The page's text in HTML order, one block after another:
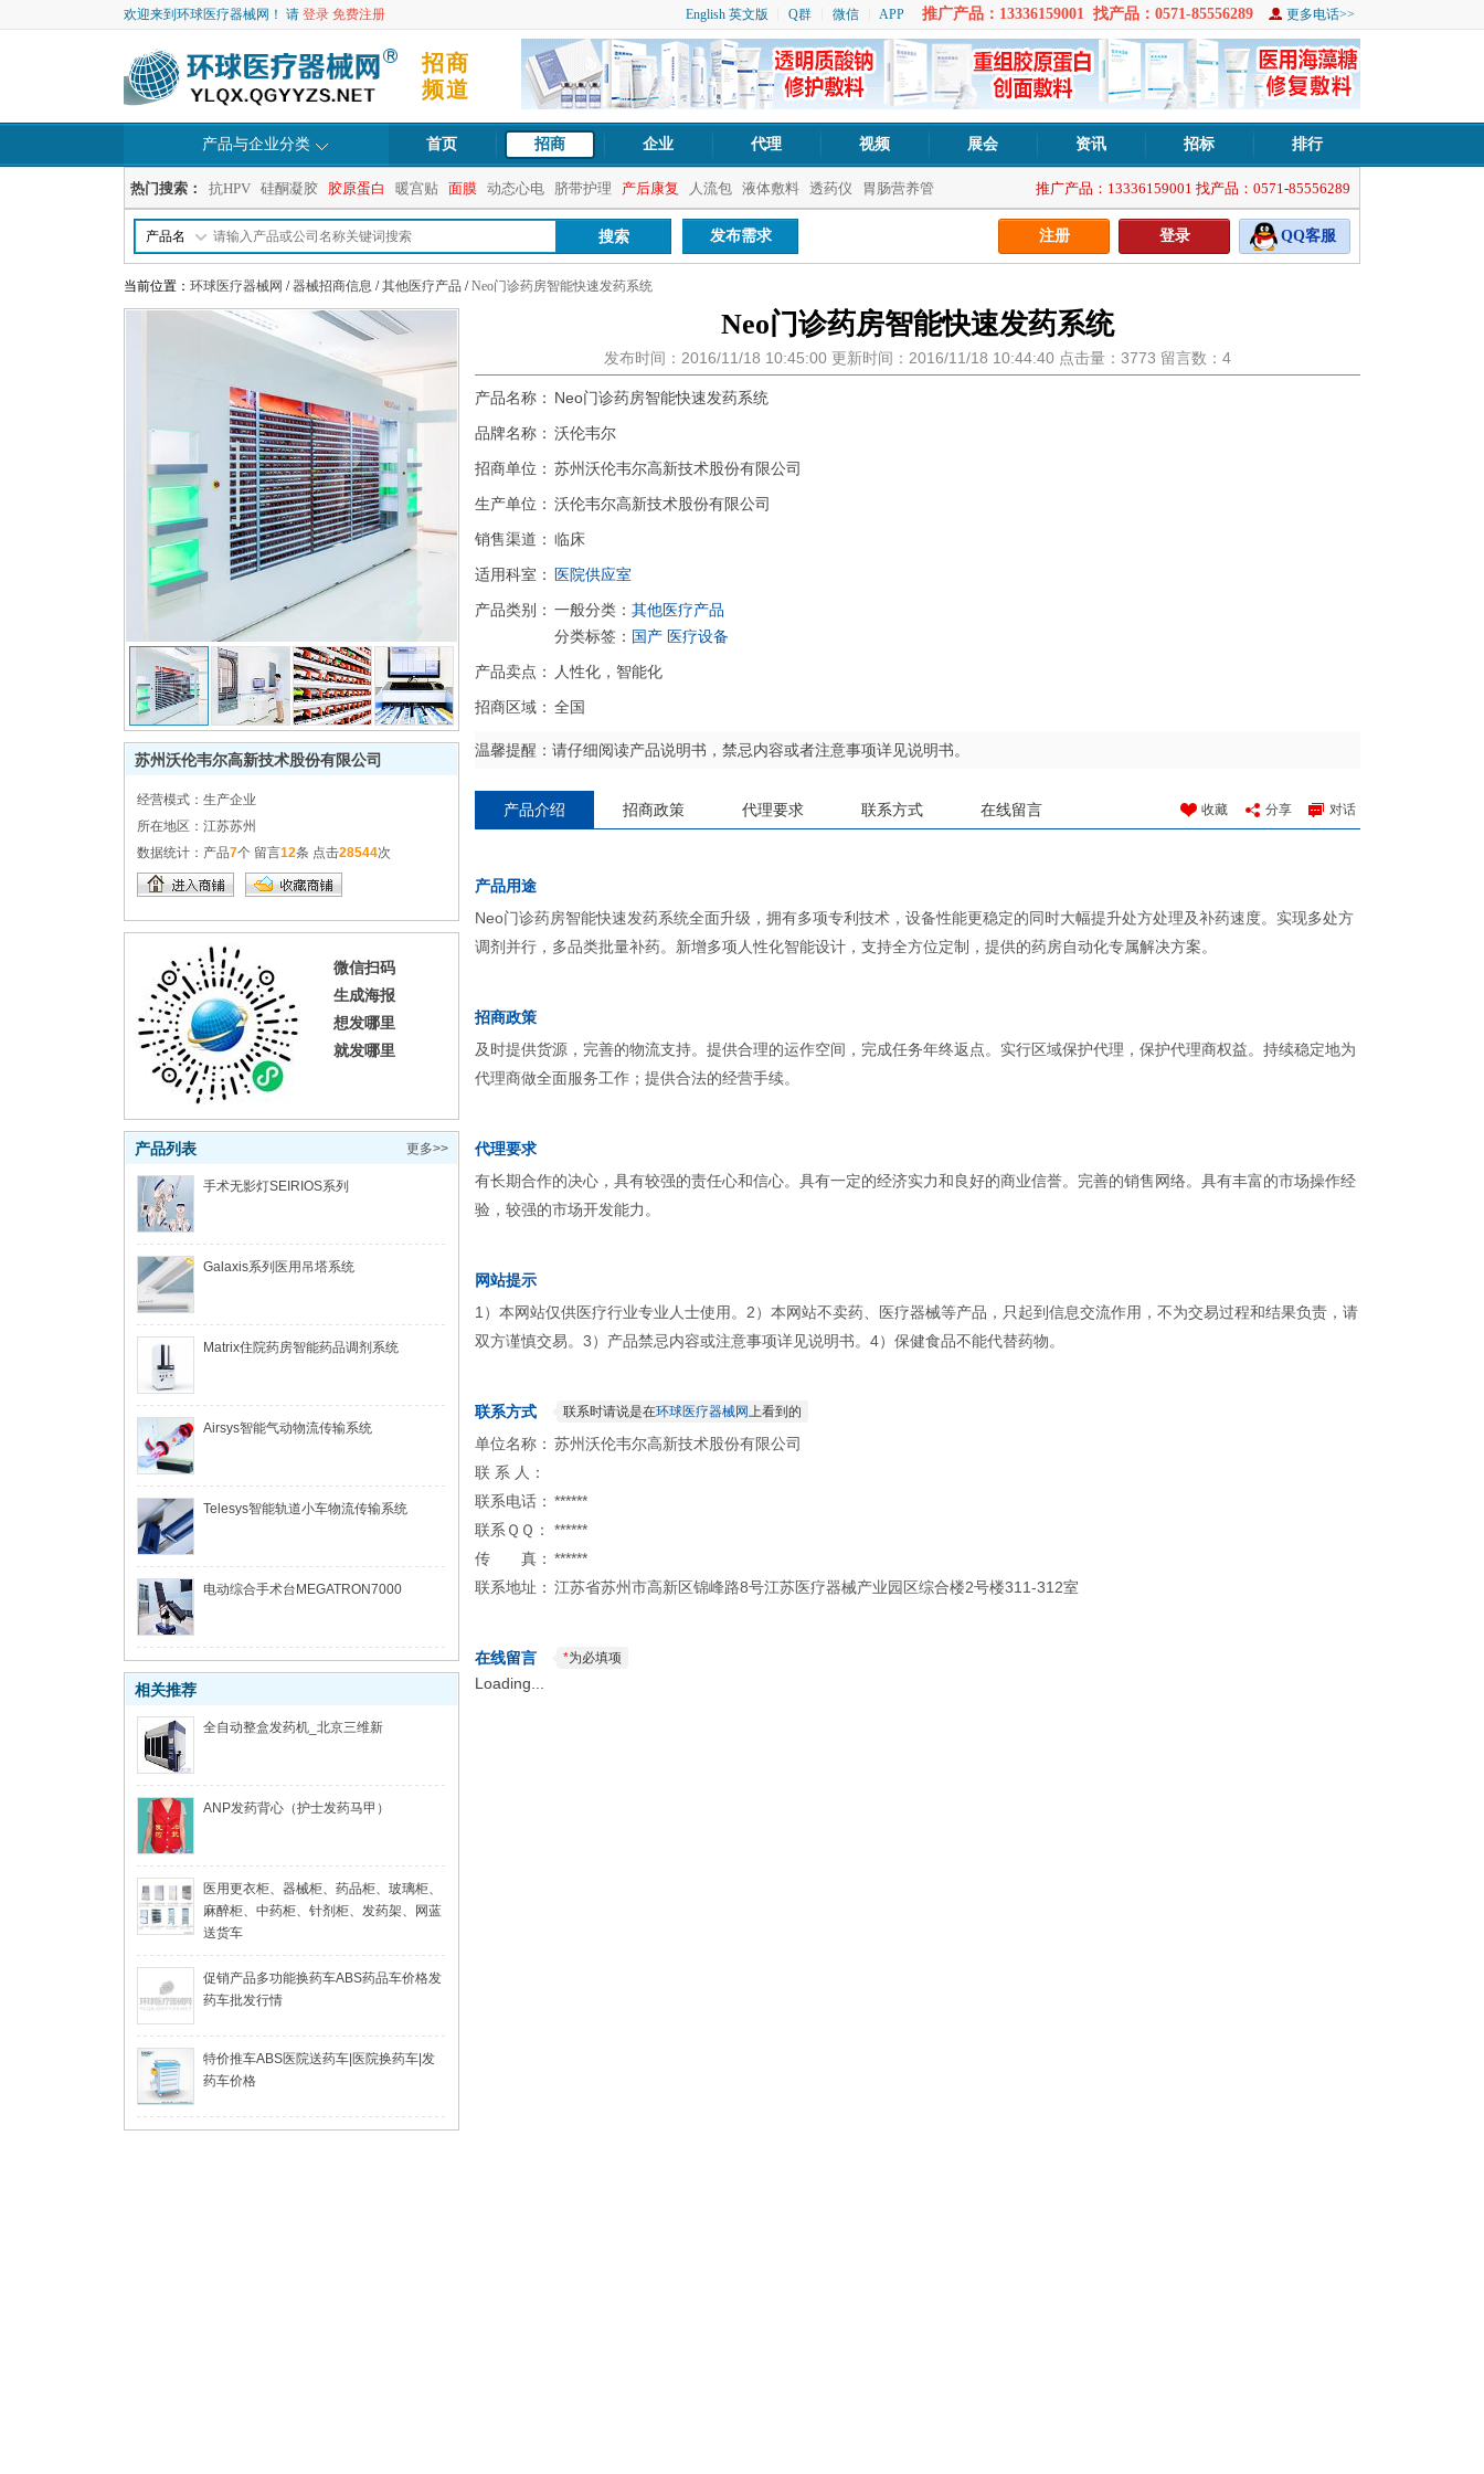
English 英文版 Q群 微信 APP 推广产品：13336159001 找产品：0571-85556289 更多电话>>
欢迎来到环球医疗器械网！ 请 登录 免费注册
招商
频道
产品与企业分类 首页 招商 企业 代理 视频 展会 资讯 招标 排行
推广产品：13336159001 找产品：0571-85556289
热门搜索： 抗HPV 硅酮凝胶 胶原蛋白 暖宫贴 面膜 动态心电 脐带护理 产后康复 人流包 液体敷料 透药仪 胃肠营养管
产品名 发布需求 注册 登录 QQ客服
当前位置： 环球医疗器械网 /器械招商信息 /其他医疗产品 /Neo门诊药房智能快速发药系统
Neo门诊药房智能快速发药系统
发布时间：2016/11/18 10:45:00 更新时间：2016/11/18 10:44:40 点击量：3773 留言数：4
产品名称： Neo门诊药房智能快速发药系统
品牌名称： 沃伦韦尔
招商单位： 苏州沃伦韦尔高新技术股份有限公司
生产单位： 沃伦韦尔高新技术股份有限公司
销售渠道： 临床
适用科室：
医院供应室
产品类别： 一般分类： 其他医疗产品
分类标签： 国产 医疗设备
产品卖点：
人性化，智能化
招商区域： 全国
温馨提醒：请仔细阅读产品说明书，禁忌内容或者注意事项详见说明书。
收藏 分享 对话
产品介绍 招商政策 代理要求 联系方式 在线留言
产品用途
Neo门诊药房智能快速发药系统全面升级，拥有多项专利技术，设备性能更稳定的同时大幅提升处方处理及补药速度。实现多处方
调剂并行，多品类批量补药。新增多项人性化智能设计，支持全方位定制，提供的药房自动化专属解决方案。
招商政策
及时提供货源，完善的物流支持。提供合理的运作空间，完成任务年终返点。实行区域保护代理，保护代理商权益。持续稳定地为
代理商做全面服务工作；提供合法的经营手续。
代理要求
有长期合作的决心，具有较强的责任心和信心。具有一定的经济实力和良好的商业信誉。完善的销售网络。具有丰富的市场操作经
验，较强的市场开发能力。
网站提示
1）本网站仅供医疗行业专业人士使用。2）本网站不卖药、医疗器械等产品，只起到信息交流作用，不为交易过程和结果负责，请
双方谨慎交易。3）产品禁忌内容或注意事项详见说明书。4）保健食品不能代替药物。
联系方式 联系时请说是在环球医疗器械网上看到的
单位名称： 苏州沃伦韦尔高新技术股份有限公司
联 系 人：
联系电话： ******
联系ＱＱ：
******
传 真： ******
联系地址： 江苏省苏州市高新区锦峰路8号江苏医疗器械产业园区综合楼2号楼311-312室
在线留言 *为必填项
Loading...
苏州沃伦韦尔高新技术股份有限公司
经营模式： 生产企业
所在地区： 江苏苏州
数据统计： 产品7个 留言12条 点击28544次
微信扫码
生成海报
想发哪里
就发哪里
更多>>
产品列表
手术无影灯SEIRIOS系列
Galaxis系列医用吊塔系统
Matrix住院药房智能药品调剂系统
Airsys智能气动物流传输系统
Telesys智能轨道小车物流传输系统
电动综合手术台MEGATRON7000
相关推荐
全自动整盒发药机_北京三维新
ANP发药背心（护士发药马甲）
医用更衣柜、器械柜、药品柜、玻璃柜、
麻醉柜、中药柜、针剂柜、发药架、网蓝
送货车
促销产品多功能换药车ABS药品车价格发
药车批发行情
特价推车ABS医院送药车|医院换药车|发
药车价格